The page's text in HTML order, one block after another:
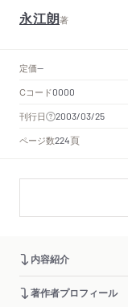
永江朗著
定価--
Cコード0000
刊行日
2003/03/25
ページ数224頁
内容紹介
著作者プロフィール